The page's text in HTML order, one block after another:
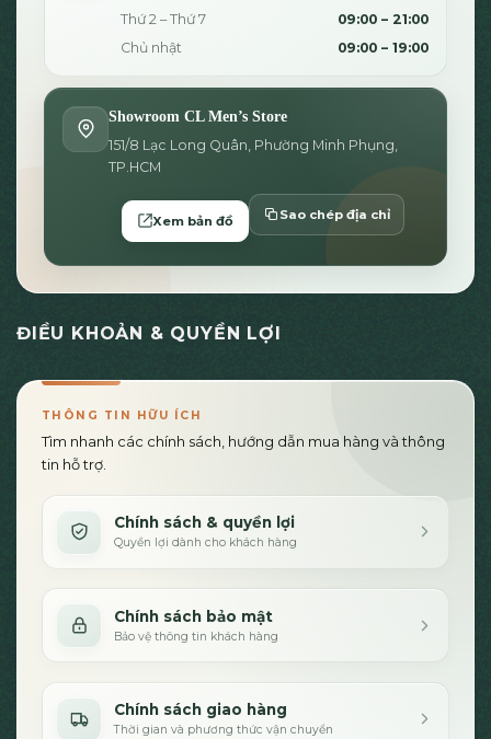
Thứ 2 – Thứ 7
09:00 – 21:00
Chủ nhật
09:00 – 19:00
Showroom CL Men’s Store
151/8 Lạc Long Quân, Phường Minh Phụng,
TP.HCM
Xem bản đồ Sao chép địa chỉ
ĐIỀU KHOẢN & QUYỀN LỢI
THÔNG TIN HỮU ÍCH
Tìm nhanh các chính sách, hướng dẫn mua hàng và thông
tin hỗ trợ.
Chính sách & quyền lợi
Quyền lợi dành cho khách hàng
Chính sách bảo mật
Bảo vệ thông tin khách hàng
Chính sách giao hàng
Thời gian và phương thức vận chuyển